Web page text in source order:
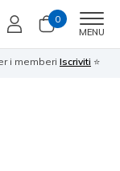
0
MENU
i memberi Iscriviti ⭐